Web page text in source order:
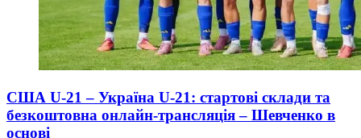
США U-21 – Україна U-21: стартові склади та
безкоштовна онлайн-трансляція – Шевченко в
основі